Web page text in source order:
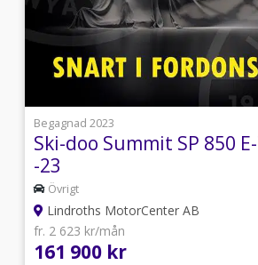
Begagnad 2023
Ski-doo Summit SP 850
-23
Övrigt
Lindroths MotorCenter AB
fr. 2 623 kr/mån
161 900 kr